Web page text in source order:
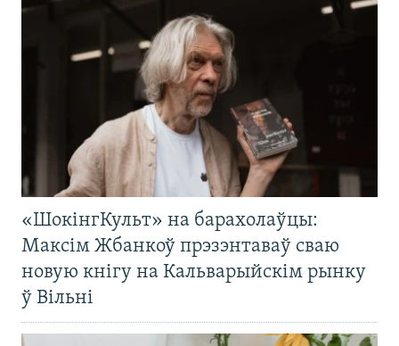
«ШокінгКульт» на барахолаўцы:
Максім Жбанкоў прэзэнтаваў сваю
новую кнігу на Кальварыйскім рынку
ў Вільні